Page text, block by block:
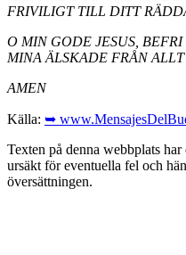
FRIVILIGT TILL DITT
O MIN GODE JESUS,
MINA ÄLSKADE FRÅN
AMEN
Källa: ➥
Texten på denna webbplats
ursäkt för eventuella fel och
översättningen.